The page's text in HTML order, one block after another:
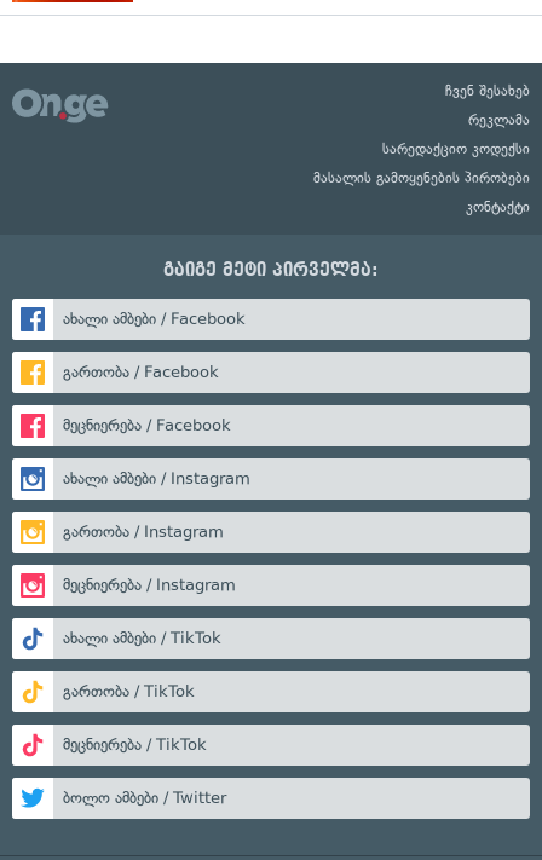
ჩვენ შესახებ
რეკლამა
სარედაქციო კოდექსი
მასალის გამოყენების პირობები
კონტაქტი
გაიგე მეტი პირველმა:
ახალი ამბები / Facebook
გართობა / Facebook
მეცნიერება / Facebook
ახალი ამბები / Instagram
გართობა / Instagram
მეცნიერება / Instagram
ახალი ამბები / TikTok
გართობა / TikTok
მეცნიერება / TikTok
ბოლო ამბები / Twitter